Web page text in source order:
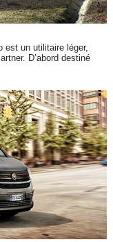
est un utilitaire léger,
D’abord destiné